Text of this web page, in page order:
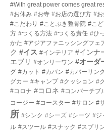
#With great power comes great
#お休み #お寺 #お店の選び方 #
#こだわり #ことぶき整骨院 #こど
方 #つくる方法 #つくる責任 #ひ
かた #アジアファニッシングフェ
ク #イス #インテリア #インナ
エブリ #オンリーワン #オーダ
グ #カット #カバン #カバーリン
グカー #キャンプ #クッション #
#コロナ #コロネ #コンバーチブ
コージー #コースター #サロン #
所 #シンク #シーズ #シーツ #ジ
ル #スツール #スナック #スプリ